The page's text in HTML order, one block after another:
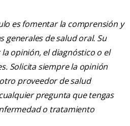
es fomentar la comprensión y
generales de salud oral. Su
opinión, el diagnóstico o el
Solicita siempre la opinión
proveedor de salud
pregunta que tengas
o tratamiento